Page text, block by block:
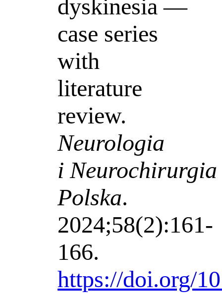
dyskinesia —
case series
with
literature
review.
Neurologia
i Neurochirurgia
Polska.
2024;58(2):161-
166.
https://doi.org/